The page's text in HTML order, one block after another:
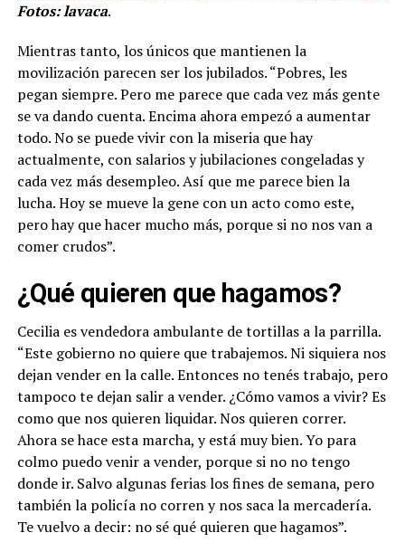
Fotos: lavaca.
Mientras tanto, los únicos que mantienen la
movilización parecen ser los jubilados. “Pobres, les
pegan siempre. Pero me parece que cada vez más gente
se va dando cuenta. Encima ahora empezó a aumentar
todo. No se puede vivir con la miseria que hay
actualmente, con salarios y jubilaciones congeladas y
cada vez más desempleo. Así que me parece bien la
lucha. Hoy se mueve la gene con un acto como este,
pero hay que hacer mucho más, porque si no nos van a
comer crudos”.
¿Qué quieren que hagamos?
Cecilia es vendedora ambulante de tortillas a la parrilla.
“Este gobierno no quiere que trabajemos. Ni siquiera nos
dejan vender en la calle. Entonces no tenés trabajo, pero
tampoco te dejan salir a vender. ¿Cómo vamos a vivir? Es
como que nos quieren liquidar. Nos quieren correr.
Ahora se hace esta marcha, y está muy bien. Yo para
colmo puedo venir a vender, porque si no no tengo
donde ir. Salvo algunas ferias los fines de semana, pero
también la policía no corren y nos saca la mercadería.
Te vuelvo a decir: no sé qué quieren que hagamos”.